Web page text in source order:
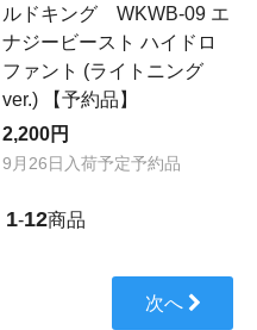
ルドキング WKWB-09 エ
ナジービースト ハイドロ
ファント (ライトニング
ver.) 【予約品】
2,200円
9月26日入荷予定予約品
1-12商品
次へ